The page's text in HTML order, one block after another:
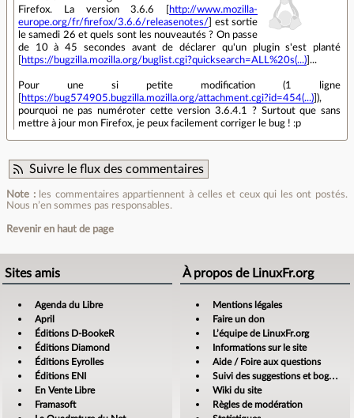
Firefox. La version 3.6.6 [
http://www.mozilla-
europe.org/fr/firefox/3.6.6/releasenotes/ ] est sortie
le samedi 26 et quels sont les nouveautés ? On passe
de 10 à 45 secondes avant de déclarer qu'un plugin s'est planté
https://bugzilla.mozilla.org/buglist.cgi?quicksearch=ALL%20s(...) ]...
Pour une si petite modification (1 ligne
https://bug574905.bugzilla.mozilla.org/attachment.cgi?id=454(...) ]),
pourquoi ne pas numéroter cette version 3.6.4.1 ? Surtout que sans
mettre à jour mon Firefox, je peux facilement corriger le bug ! :p
Suivre le flux des commentaires
Note :les commentaires appartiennent à celles et ceux qui les ont postés.
Nous n’en sommes pas responsables.
Revenir en haut de page
Sites amis
Agenda du Libre
April
Éditions D-BookeR
Éditions Diamond
Éditions Eyrolles
Éditions ENI
En Vente Libre
Framasoft
À propos de LinuxFr.org
Mentions légales
Faire un don
L’équipe de LinuxFr.org
Informations sur le site
Aide / Foire aux questions
Suivi des suggestions et bogues
Wiki du site
Règles de modération